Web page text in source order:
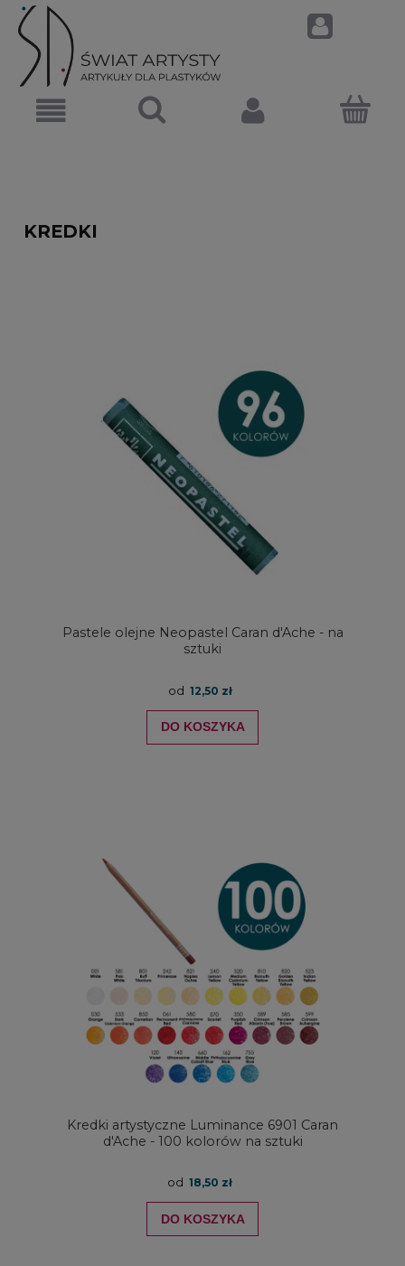
KREDKI
Pastele olejne Neopastel Caran d'Ache - na
sztuki
od 12,50 zł
DO KOSZYKA
Kredki artystyczne Luminance 6901 Caran
d'Ache - 100 kolorów na sztuki
od 18,50 zł
DO KOSZYKA